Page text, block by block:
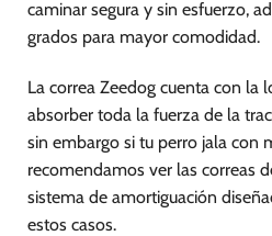
producto
caminar segura y sin esfuerzo,
grados para mayor comodidad.
La correa Zeedog cuenta con la
absorber toda la fuerza de la
sin embargo si tu perro jala con
recomendamos ver las correas
sistema de amortiguación
estos casos.